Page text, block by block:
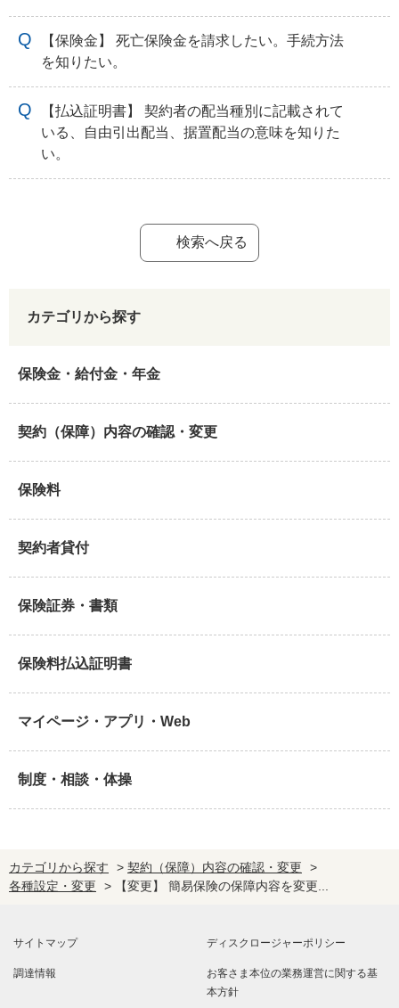
【保険金】 死亡保険金を請求したい。手続方法
を知りたい。
【払込証明書】 契約者の配当種別に記載されて
いる、自由引出配当、据置配当の意味を知りた
い。
検索へ戻る
カテゴリから探す
保険金・給付金・年金
契約（保障）内容の確認・変更
保険料
契約者貸付
保険証券・書類
保険料払込証明書
マイページ・アプリ・Web
制度・相談・体操
カテゴリから探す > 契約（保障）内容の確認・変更
>
各種設定・変更
> 【変更】 簡易保険の保障内容を変更...
サイトマップ ディスクロージャーポリシー
調達情報 お客さま本位の業務運営に関する基
本方針